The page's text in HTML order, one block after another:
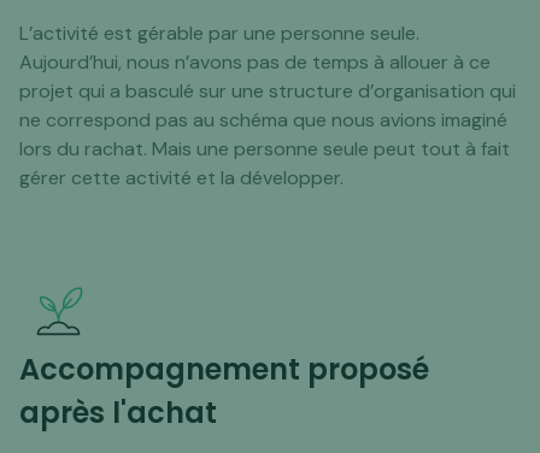
L’activité est gérable par une personne seule.
Aujourd’hui, nous n’avons pas de temps à allouer à ce
projet qui a basculé sur une structure d’organisation qui
ne correspond pas au schéma que nous avions imaginé
lors du rachat. Mais une personne seule peut tout à fait
gérer cette activité et la développer.
Accompagnement proposé
après l'achat